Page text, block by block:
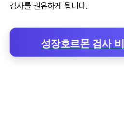
검사를 권유하게 됩니다.
성장호르몬 검사